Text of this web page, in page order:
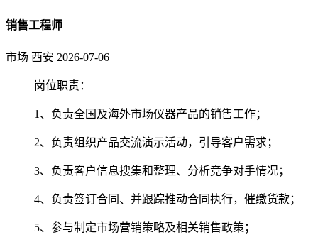
销售工程师
市场 西安 2026-07-06
岗位职责：
1、负责全国及海外市场仪器产品的销售工作；
2、负责组织产品交流演示活动，引导客户需求；
3、负责客户信息搜集和整理、分析竞争对手情况；
4、负责签订合同、并跟踪推动合同执行，催缴货款；
5、参与制定市场营销策略及相关销售政策；